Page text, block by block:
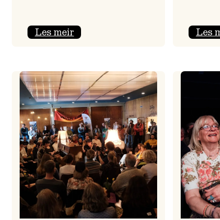
Les meir:
–
3.
joledag
Les